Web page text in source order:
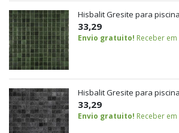
Hisbalit Gresite para
33,29
Envio gratuito! Receber
Hisbalit Gresite para
33,29
Envio gratuito! Receber